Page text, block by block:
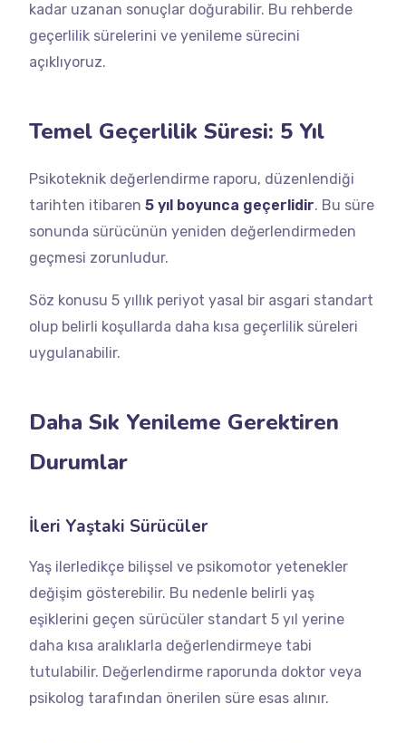
kadar uzanan sonuçlar doğurabilir. Bu rehberde
geçerlilik sürelerini ve yenileme sürecini
açıklıyoruz.
Temel Geçerlilik Süresi: 5 Yıl
Psikoteknik değerlendirme raporu, düzenlendiği
tarihten itibaren 5 yıl boyunca geçerlidir. Bu süre
sonunda sürücünün yeniden değerlendirmeden
geçmesi zorunludur.
Söz konusu 5 yıllık periyot yasal bir asgari standart
olup belirli koşullarda daha kısa geçerlilik süreleri
uygulanabilir.
Daha Sık Yenileme Gerektiren
Durumlar
İleri Yaştaki Sürücüler
Yaş ilerledikçe bilişsel ve psikomotor yetenekler
değişim gösterebilir. Bu nedenle belirli yaş
eşiklerini geçen sürücüler standart 5 yıl yerine
daha kısa aralıklarla değerlendirmeye tabi
tutulabilir. Değerlendirme raporunda doktor veya
psikolog tarafından önerilen süre esas alınır.